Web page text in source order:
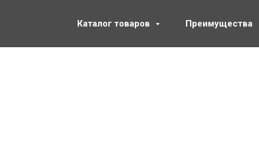
Каталог товаров Преимущества